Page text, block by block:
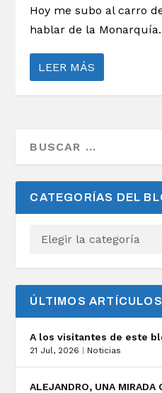
Hoy me subo al carro
hablar de la Monarquía.
LEER MÁS
CATEGORÍAS DEL
ÚLTIMOS ARTÍCULOS
A los visitantes de este
21 Jul, 2026 | Noticias
ALEJANDRO, UNA MIRADA